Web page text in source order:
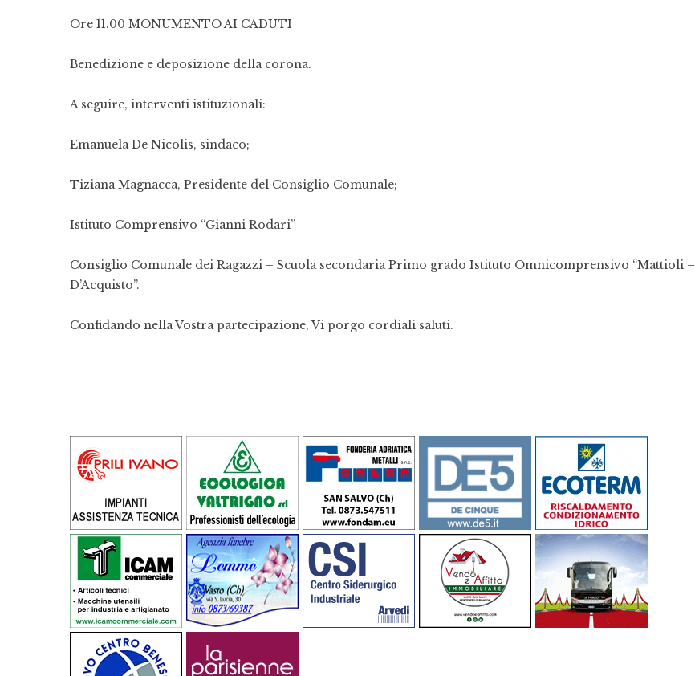
Ore 11.00 MONUMENTO AI CADUTI
Benedizione e deposizione della corona.
A seguire, interventi istituzionali:
Emanuela De Nicolis, sindaco;
Tiziana Magnacca, Presidente del Consiglio Comunale;
Istituto Comprensivo “Gianni Rodari”
Consiglio Comunale dei Ragazzi – Scuola secondaria Primo grado Istituto Omnicomprensivo “Mattioli –
D’Acquisto”.
Confidando nella Vostra partecipazione, Vi porgo cordiali saluti.